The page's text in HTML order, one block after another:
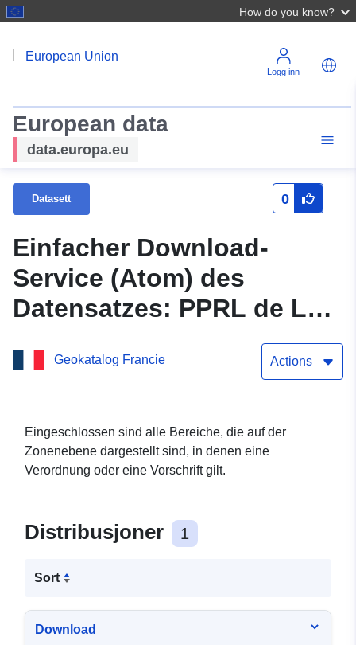
How do you know?
Logg inn
European data
data.europa.eu
Datasett 0
Einfacher Download-
Service (Atom) des
Datensatzes: PPRL de La
Faute-sur-Mer – Zonage
des Plans zur Prävention
Küstenrisiken – Vendée
Geokatalog Francie Actions
Eingeschlossen sind alle Bereiche, die auf der
Zonenebene dargestellt sind, in denen eine
Verordnung oder eine Vorschrift gilt.
Distribusjoner 1
Sort
Download